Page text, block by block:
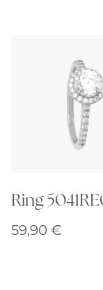
Ring
59,90 €